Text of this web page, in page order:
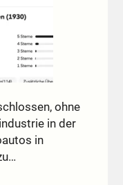
ohne
in der
in